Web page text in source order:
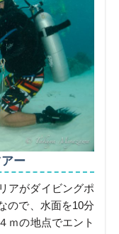
ー
アがダイビングポ
ので、水面を10分
ｍの地点でエント